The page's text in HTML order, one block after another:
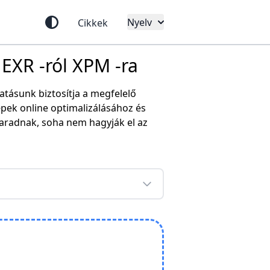
Cikkek Nyelv
-ról XPM -ra
biztosítja a megfelelő
online optimalizálásához és
soha nem hagyják el az